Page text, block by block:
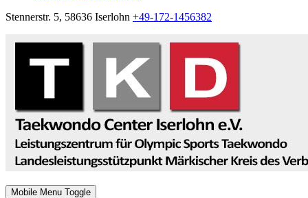
Stennerstr. 5, 58636 Iserlohn +49-172-1456382
Mobile Menu Toggle